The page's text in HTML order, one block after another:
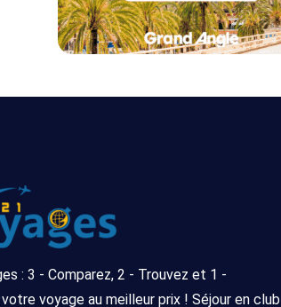
: 3 - Comparez, 2 - Trouvez et 1 -
voyage au meilleur prix ! Séjour en club